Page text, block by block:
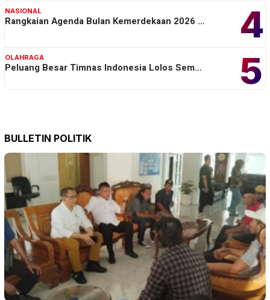
4
NASIONAL
Rangkaian Agenda Bulan Kemerdekaan 2026 …
5
OLAHRAGA
Peluang Besar Timnas Indonesia Lolos Sem…
BULLETIN POLITIK